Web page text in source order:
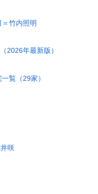
＝竹内照明
2026年最新版）
覧（29家）
咲